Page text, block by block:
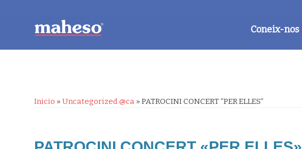
Coneix-nos
Inicio » Uncategorized @ca » PATROCINI CONCERT “PER ELLES”